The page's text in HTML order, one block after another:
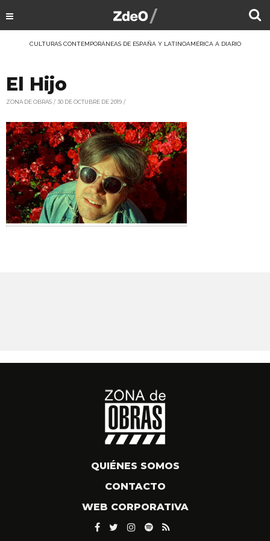
CULTURAS CONTEMPORÁNEAS DE ESPAÑA Y LATINOAMÉRICA A DIARIO
El Hijo
ZONA DE OBRAS 30 DE OCTUBRE DE 2019
QUIÉNES SOMOS
CONTACTO
WEB CORPORATIVA